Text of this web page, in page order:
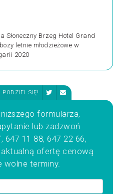
Słoneczny Brzeg Hotel Grand
letnie młodzieżowe w
2020
PODZIEL SIĘ!
formularza,
lub zadzwoń
647 11 88, 647 22 66,
ofertę cenową
wolne terminy.